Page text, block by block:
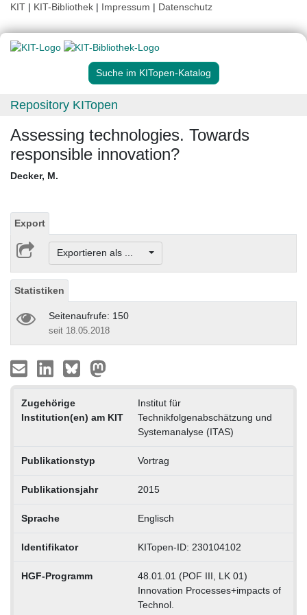
KIT | KIT-Bibliothek | Impressum | Datenschutz
Suche im KITopen-Katalog
Repository KITopen
Assessing technologies. Towards
responsible innovation?
Decker, M.
Export
Exportieren als ...
Statistiken
Seitenaufrufe: 150
seit 18.05.2018
Zugehörige
Institution(en) am KIT
Institut für
Technikfolgenabschätzung und
Systemanalyse (ITAS)
Publikationstyp Vortrag
Publikationsjahr 2015
Sprache Englisch
Identifikator KITopen-ID: 230104102
HGF-Programm
48.01.01 (POF III, LK 01)
Innovation Processes+impacts of
Technol.